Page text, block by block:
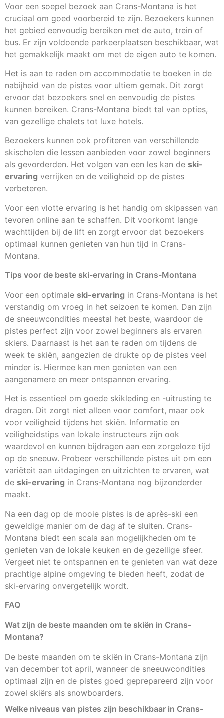
Voor een soepel bezoek aan Crans-Montana is het
cruciaal om goed voorbereid te zijn. Bezoekers kunnen
het gebied eenvoudig bereiken met de auto, trein of
bus. Er zijn voldoende parkeerplaatsen beschikbaar, wat
het gemakkelijk maakt om met de eigen auto te komen.
Het is aan te raden om accommodatie te boeken in de
nabijheid van de pistes voor ultiem gemak. Dit zorgt
ervoor dat bezoekers snel en eenvoudig de pistes
kunnen bereiken. Crans-Montana biedt tal van opties,
van gezellige chalets tot luxe hotels.
Bezoekers kunnen ook profiteren van verschillende
skischolen die lessen aanbieden voor zowel beginners
als gevorderden. Het volgen van een les kan de ski-
ervaring verrijken en de veiligheid op de pistes
verbeteren.
Voor een vlotte ervaring is het handig om skipassen van
tevoren online aan te schaffen. Dit voorkomt lange
wachttijden bij de lift en zorgt ervoor dat bezoekers
optimaal kunnen genieten van hun tijd in Crans-
Montana.
Tips voor de beste ski-ervaring in Crans-Montana
Voor een optimale ski-ervaring in Crans-Montana is het
verstandig om vroeg in het seizoen te komen. Dan zijn
de sneeuwcondities meestal het beste, waardoor de
pistes perfect zijn voor zowel beginners als ervaren
skiers. Daarnaast is het aan te raden om tijdens de
week te skiën, aangezien de drukte op de pistes veel
minder is. Hiermee kan men genieten van een
aangenamere en meer ontspannen ervaring.
Het is essentieel om goede skikleding en -uitrusting te
dragen. Dit zorgt niet alleen voor comfort, maar ook
voor veiligheid tijdens het skiën. Informatie en
veiligheidstips van lokale instructeurs zijn ook
waardevol en kunnen bijdragen aan een zorgeloze tijd
op de sneeuw. Probeer verschillende pistes uit om een
variëteit aan uitdagingen en uitzichten te ervaren, wat
de ski-ervaring in Crans-Montana nog bijzonderder
maakt.
Na een dag op de mooie pistes is de après-ski een
geweldige manier om de dag af te sluiten. Crans-
Montana biedt een scala aan mogelijkheden om te
genieten van de lokale keuken en de gezellige sfeer.
Vergeet niet te ontspannen en te genieten van wat deze
prachtige alpine omgeving te bieden heeft, zodat de
ski-ervaring onvergetelijk wordt.
FAQ
Wat zijn de beste maanden om te skiën in Crans-
Montana?
De beste maanden om te skiën in Crans-Montana zijn
van december tot april, wanneer de sneeuwcondities
optimaal zijn en de pistes goed geprepareerd zijn voor
zowel skiërs als snowboarders.
Welke niveaus van pistes zijn beschikbaar in Crans-